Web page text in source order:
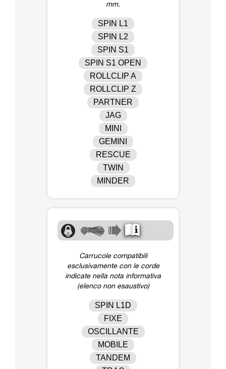
mm.
SPIN L1
SPIN L2
SPIN S1
SPIN S1 OPEN
ROLLCLIP A
ROLLCLIP Z
PARTNER
JAG
MINI
GEMINI
RESCUE
TWIN
MINDER
Carrucole compatibili
esclusivamente con le corde
indicate nella nota informativa
(elenco non esaustivo)
SPIN L1D
FIXE
OSCILLANTE
MOBILE
TANDEM